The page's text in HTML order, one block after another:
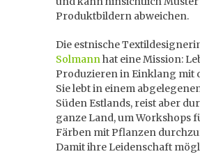
Produktbildern abweichen.
Die estnische
Solmannhat eine Mission:
Produzieren in Einklang mit
Sie lebt in einem
Süden Estlands, reist aber
ganze Land, um Workshops
Färben mit Pflanzen
Damit ihre Leidenschaft